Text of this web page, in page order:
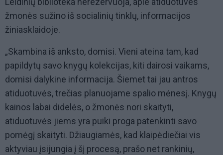
žmonės sužino iš socialinių tinklų, informacijos
žiniasklaidoje.
„Skambina iš anksto, domisi. Vieni ateina tam, kad
papildytų savo knygų kolekcijas, kiti dairosi vaikams,
domisi dalykine informacija. Šiemet tai jau antros
atiduotuvės, trečias planuojame spalio mėnesį. Knygų
kainos labai didelės, o žmonės nori skaityti,
atiduotuvės jiems yra puiki proga patenkinti savo
pomėgį skaityti. Džiaugiamės, kad klaipėdiečiai vis
aktyviau įsijungia į šį procesą, prašo net rankinių,